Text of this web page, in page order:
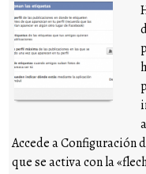
Accede a Configuración
que se activa con la